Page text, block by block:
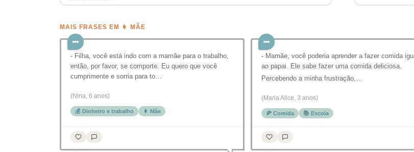
MAIS FRASES EM 👩 MÃE
- Filha, você está indo com a mamãe para o trabalho,
então, por favor, se comporte. Eu quero que você
cumprimente e sorria para to…
(Nina, 6 anos)
💰 Dinheiro e trabalho 👩 Mãe
- Mamãe, você poderia aprender a fazer comida
ao papai. Ele sabe fazer uma comida deliciosa.
Percebendo a minha frustração,…
(Maria Alice, 3 anos)
🍕 Comida 📚 Escola